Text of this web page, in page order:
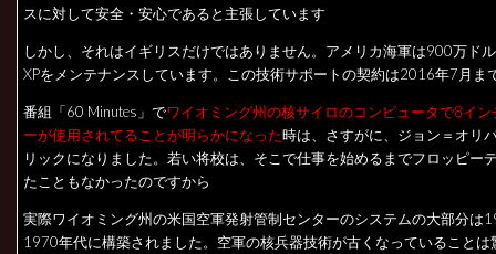
スに対して安全・安心であると主張しています
しかし、それはイギリスだけではありません。アメリカ海軍は900万ド
XPをメンテナンスしています。この技術サポートの契約は2016年7月ま
番組「60 Minutes」でワイオミング州の核サイロのコンピュータで8イン
ーが使用されてることが明らかになった時は、さすがに、ジョン＝オリ
リックになりました。若い将校は、そこで仕事を始めるまでフロッピー
たこともなかったのですから
実際ワイオミング州の米国空軍発射管制センターのシステムの大部分は
1970年代に構築されました。空軍の核兵器技術が古くなっていることは